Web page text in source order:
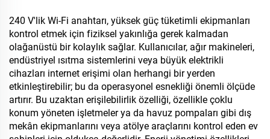
240 V'lik Wi-Fi anahtarı, yüksek güç tüketimli ekipmanları
kontrol etmek için fiziksel yakınlığa gerek kalmadan
olağanüstü bir kolaylık sağlar. Kullanıcılar, ağır makineleri,
endüstriyel ısıtma sistemlerini veya büyük elektrikli
cihazları internet erişimi olan herhangi bir yerden
etkinleştirebilir; bu da operasyonel esnekliği önemli ölçüde
artırır. Bu uzaktan erişilebilirlik özelliği, özellikle çoklu
konum yöneten işletmeler ya da havuz pompaları gibi dış
mekân ekipmanlarını veya atölye araçlarını kontrol eden ev